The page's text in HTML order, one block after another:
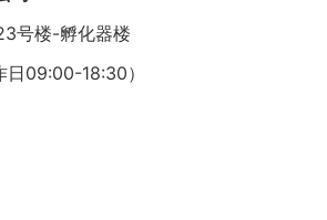
号楼-孵化器楼
09:00-18:30）